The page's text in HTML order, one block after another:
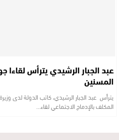
عبد الجبار الرشيدي يترأس
المسنين
يترأس عبد الجبار الرشيدي، كاتب الدولة لدى
المكلف بالإدماج الاجتماعي لقاء…